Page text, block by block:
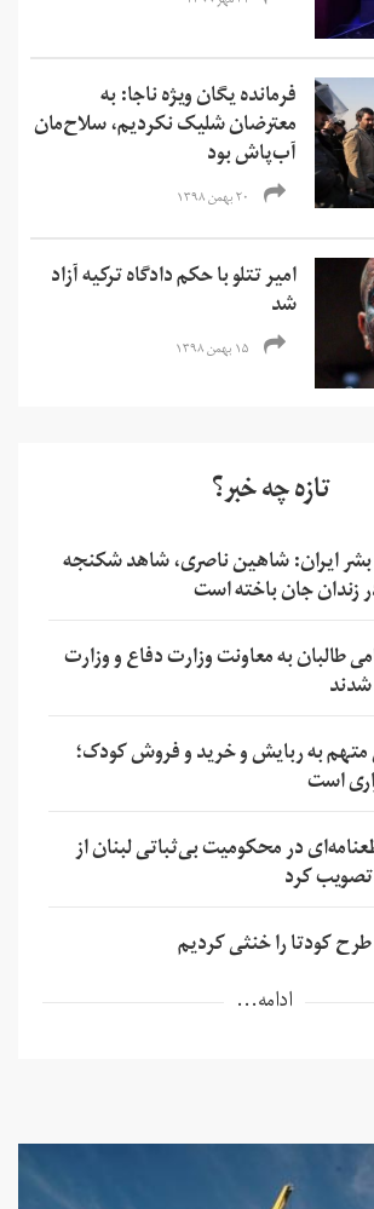
فرمانده یگان ویژه ناجا: به
معترضان شلیک نکردیم،‌ سلاح‌مان
آب‌پاش بود
۲۰ بهمن ۱۳۹۸
امیر تتلو با حکم دادگاه ترکیه آزاد
شد
۱۵ بهمن ۱۳۹۸
تازه چه خبر؟
ایران: شاهین ناصری، شاهد شکنجه
زندان جان باخته است
طالبان به معاونت وزارت دفاع و وزارت
به ربایش و خرید و فروش کودک؛
است
در محکومیت بی‌ثباتی لبنان از
کرد
کودتا را خنثی کردیم
ادامه...